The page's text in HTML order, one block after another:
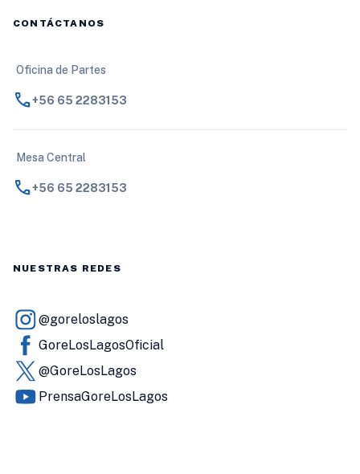
CONTÁCTANOS
Oficina de Partes
call+56 65 2283153
Mesa Central
call+56 65 2283153
NUESTRAS REDES
@goreloslagos
GoreLosLagosOficial
@GoreLosLagos
PrensaGoreLosLagos